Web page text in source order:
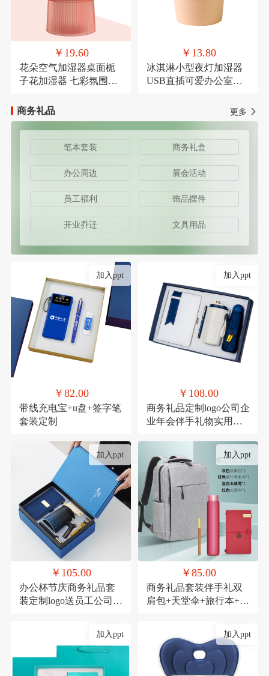
￥19.60
花朵空气加湿器桌面栀
子花加湿器 七彩氛围灯
￥13.80
冰淇淋小型夜灯加湿器
USB直插可爱办公室桌
商务礼品
更多
笔本套装 商务礼盒
办公周边 展会活动
员工福利 饰品摆件
开业乔迁 文具用品
加入ppt
￥82.00
带线充电宝+u盘+签字笔
套装定制
加入ppt
￥108.00
商务礼品定制logo公司企
业年会伴手礼物实用高
加入ppt
￥105.00
办公杯节庆商务礼品套
装定制logo送员工公司周
加入ppt
￥85.00
商务礼品套装伴手礼双
肩包+天堂伞+旅行本+木
加入ppt 加入ppt